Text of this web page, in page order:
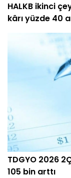
HALKB ikinci
kârı yüzde 40
TDGYO 2026
105 bin arttı